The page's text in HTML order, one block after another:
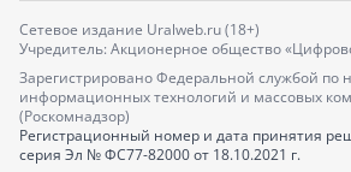
Сетевое издание Uralweb.ru (18+)
Учредитель: Акционерное общество
Зарегистрировано Федеральной службой по
информационных технологий и массовых
(Роскомнадзор)
Регистрационный номер и дата принятия
серия Эл № ФС77-82000от 18.10.2021 г.